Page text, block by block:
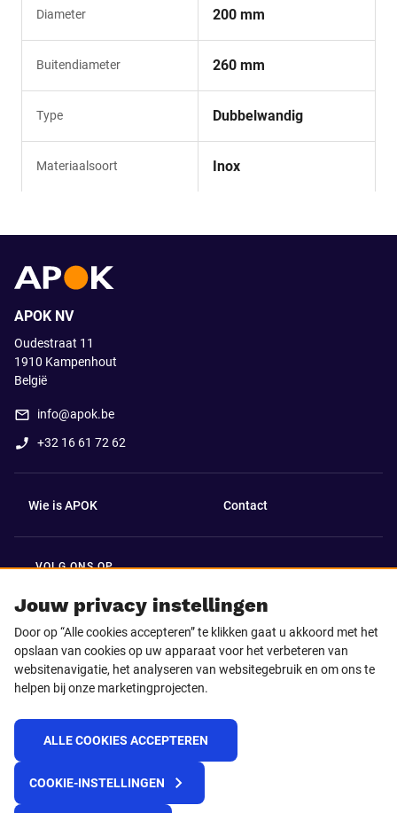
Diameter 200 mm
Buitendiameter 260 mm
Type Dubbelwandig
Materiaalsoort Inox
Jouw privacy instellingen
Door op “Alle cookies accepteren” te klikken gaat u akkoord met het
opslaan van cookies op uw apparaat voor het verbeteren van
websitenavigatie, het analyseren van websitegebruik en om ons te
helpen bij onze marketingprojecten.
ALLE COOKIES ACCEPTEREN
COOKIE-INSTELLINGEN
APOK NV
Oudestraat 11
1910 Kampenhout
België
info@apok.be
+32 16 61 72 62
Wie is APOK Contact
VOLG ONS OP
Facebook LinkedIn
Instagram TikTok